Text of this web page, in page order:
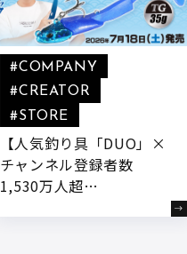
【人気釣り具「DUO」×
チャンネル登録者数
1,530万人超
#COMPANY
#CREATOR
#STORE